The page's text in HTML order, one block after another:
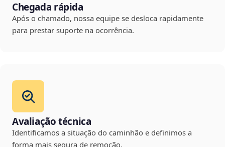
Chegada rápida
Após o chamado, nossa equipe se desloca rapidamente
para prestar suporte na ocorrência.
Avaliação técnica
Identificamos a situação do caminhão e definimos a
forma mais segura de remoção.